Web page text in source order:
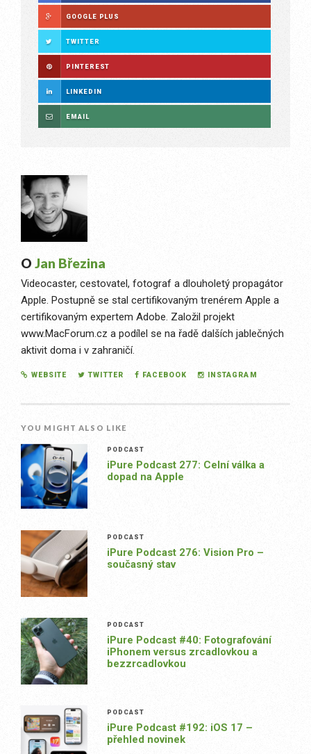
GOOGLE PLUS
TWITTER
PINTEREST
LINKEDIN
EMAIL
O Jan Březina
Videocaster, cestovatel, fotograf a dlouholetý propagátor
Apple. Postupně se stal certifikovaným trenérem Apple a
certifikovaným expertem Adobe. Založil projekt
www.MacForum.cz a podílel se na řadě dalších jablečných
aktivit doma i v zahraničí.
WEBSITE TWITTER FACEBOOK INSTAGRAM
YOU MIGHT ALSO LIKE
PODCAST
iPure Podcast 277: Celní válka a
dopad na Apple
PODCAST
iPure Podcast 276: Vision Pro –
současný stav
PODCAST
iPure Podcast #40: Fotografování
iPhonem versus zrcadlovkou a
bezzrcadlovkou
PODCAST
iPure Podcast #192: iOS 17 –
přehled novinek